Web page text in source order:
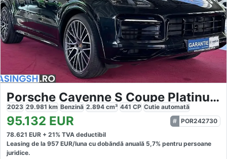
Porsche Cayenne S Coupe Platinum Edition
2023 29.981 km Benzină 2.894 cm³ 441 CP Cutie automată
95.132 EUR
POR242730
78.621 EUR + 21% TVA deductibil
Leasing de la 957 EUR/luna cu dobăndă anuală 5,7% pentru persoane
juridice.